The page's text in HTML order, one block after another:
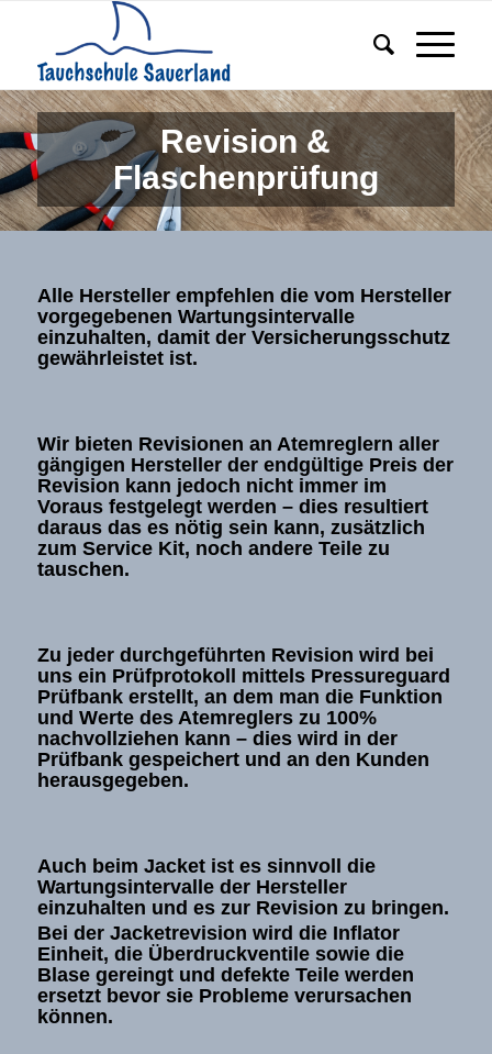
Revision &
Flaschenprüfung
Alle Hersteller empfehlen die vom Hersteller
vorgegebenen Wartungsintervalle
einzuhalten, damit der Versicherungsschutz
gewährleistet ist.
Wir bieten Revisionen an Atemreglern aller
gängigen Hersteller der endgültige Preis der
Revision kann jedoch nicht immer im
Voraus festgelegt werden – dies resultiert
daraus das es nötig sein kann, zusätzlich
zum Service Kit, noch andere Teile zu
tauschen.
Zu jeder durchgeführten Revision wird bei
uns ein Prüfprotokoll mittels Pressureguard
Prüfbank erstellt, an dem man die Funktion
und Werte des Atemreglers zu 100%
nachvollziehen kann – dies wird in der
Prüfbank gespeichert und an den Kunden
herausgegeben.
Auch beim Jacket ist es sinnvoll die
Wartungsintervalle der Hersteller
einzuhalten und es zur Revision zu bringen.
Bei der Jacketrevision wird die Inflator
Einheit, die Überdruckventile sowie die
Blase gereingt und defekte Teile werden
ersetzt bevor sie Probleme verursachen
können.